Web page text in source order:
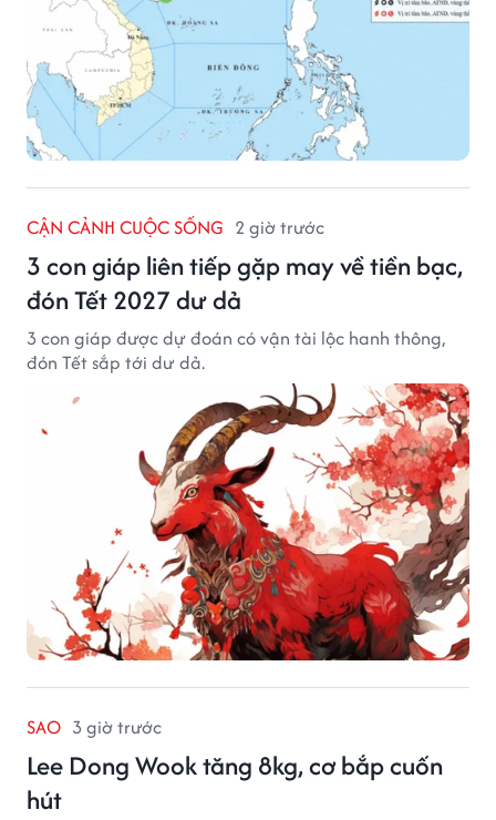
CẬN CẢNH CUỘC SỐNG 2 giờ trước
3 con giáp liên tiếp gặp may về tiền bạc,
đón Tết 2027 dư dả
3 con giáp được dự đoán có vận tài lộc hanh thông,
đón Tết sắp tới dư dả.
SAO 3 giờ trước
Lee Dong Wook tăng 8kg, cơ bắp cuốn
hút